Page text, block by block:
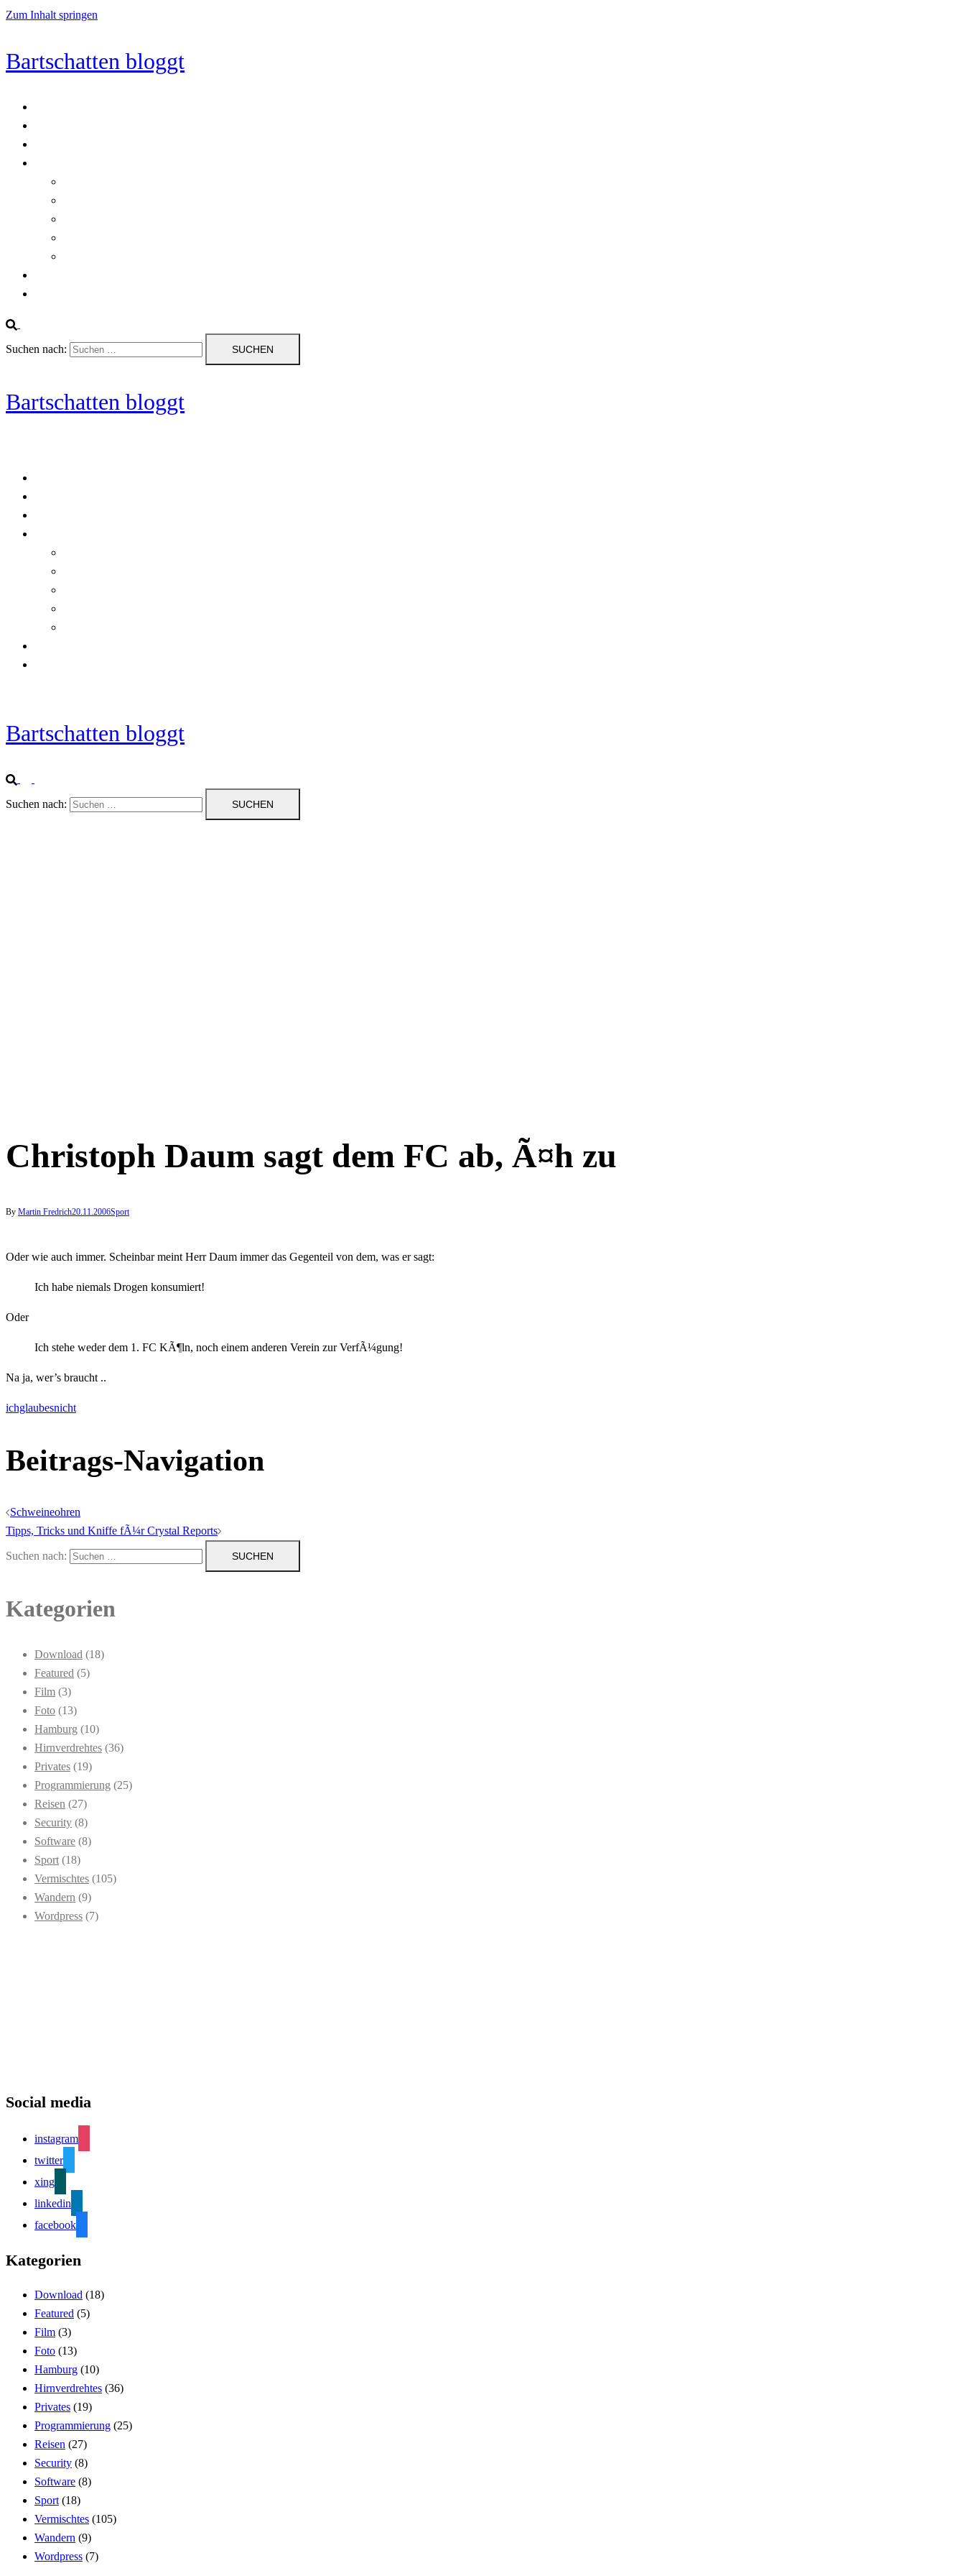
Zum Inhalt springen
Bartschatten bloggt
Suchen nach:
Bartschatten bloggt
Bartschatten bloggt
Suchen nach:
Christoph Daum sagt dem FC ab, Ã¤h zu
By Martin Fredrich20.11.2006Sport
Oder wie auch immer. Scheinbar meint Herr Daum immer das Gegenteil von dem, was er sagt:
Ich habe niemals Drogen konsumiert!
Oder
Ich stehe weder dem 1. FC KÃ¶ln, noch einem anderen Verein zur VerfÃ¼gung!
Na ja, wer’s braucht ..
ichglaubesnicht
Beitrags-Navigation
Schweineohren
Tipps, Tricks und Kniffe fÃ¼r Crystal Reports
Suchen nach:
Kategorien
Download (18)
Featured (5)
Film (3)
Foto (13)
Hamburg (10)
Hirnverdrehtes (36)
Privates (19)
Programmierung (25)
Reisen (27)
Security (8)
Software (8)
Sport (18)
Vermischtes (105)
Wandern (9)
Wordpress (7)
Social media
instagram
twitter
xing
linkedin
facebook
Kategorien
Download (18)
Featured (5)
Film (3)
Foto (13)
Hamburg (10)
Hirnverdrehtes (36)
Privates (19)
Programmierung (25)
Reisen (27)
Security (8)
Software (8)
Sport (18)
Vermischtes (105)
Wandern (9)
Wordpress (7)